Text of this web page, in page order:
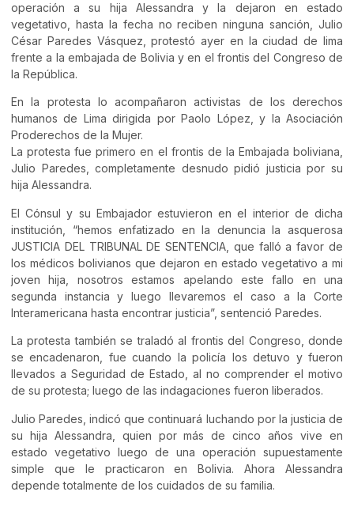
operación a su hija Alessandra y la dejaron en estado
vegetativo, hasta la fecha no reciben ninguna sanción, Julio
César Paredes Vásquez, protestó ayer en la ciudad de lima
frente a la embajada de Bolivia y en el frontis del Congreso de
la República.
En la protesta lo acompañaron activistas de los derechos
humanos de Lima dirigida por Paolo López, y la Asociación
Proderechos de la Mujer.
La protesta fue primero en el frontis de la Embajada boliviana,
Julio Paredes, completamente desnudo pidió justicia por su
hija Alessandra.
El Cónsul y su Embajador estuvieron en el interior de dicha
institución, “hemos enfatizado en la denuncia la asquerosa
JUSTICIA DEL TRIBUNAL DE SENTENCIA, que falló a favor de
los médicos bolivianos que dejaron en estado vegetativo a mi
joven hija, nosotros estamos apelando este fallo en una
segunda instancia y luego llevaremos el caso a la Corte
Interamericana hasta encontrar justicia”, sentenció Paredes.
La protesta también se traladó al frontis del Congreso, donde
se encadenaron, fue cuando la policía los detuvo y fueron
llevados a Seguridad de Estado, al no comprender el motivo
de su protesta; luego de las indagaciones fueron liberados.
Julio Paredes, indicó que continuará luchando por la justicia de
su hija Alessandra, quien por más de cinco años vive en
estado vegetativo luego de una operación supuestamente
simple que le practicaron en Bolivia. Ahora Alessandra
depende totalmente de los cuidados de su familia.